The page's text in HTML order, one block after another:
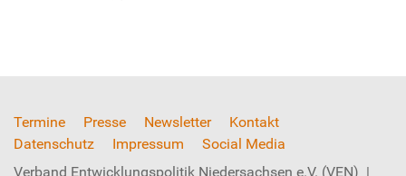
Termine Presse Newsletter
Kontakt
Datenschutz
Impressum
Social Media
Verband Entwicklungspolitik Niedersachsen e.V. (VEN) |